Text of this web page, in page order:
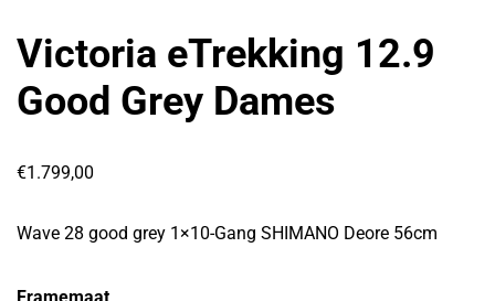
Victoria eTrekking 12.9
Good Grey Dames
€1.799,00
Wave 28 good grey 1×10-Gang SHIMANO Deore 56cm